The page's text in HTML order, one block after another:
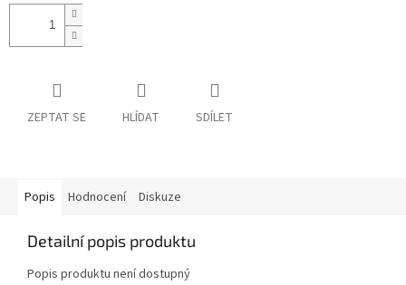
ZEPTAT SE HLÍDAT SDÍLET
Popis Hodnocení Diskuze
Detailní popis produktu
Popis produktu není dostupný